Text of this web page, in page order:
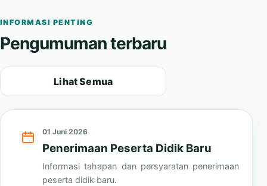
INFORMASI PENTING
Pengumuman terbaru
Lihat Semua
01 Juni 2026
Penerimaan Peserta Didik Baru
Informasi tahapan dan persyaratan penerimaan
peserta didik baru.